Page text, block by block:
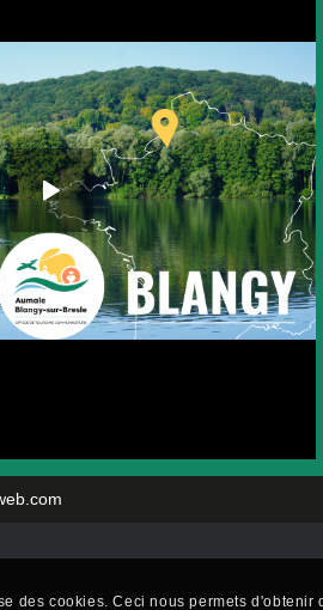
des cookies. Ceci nous permets